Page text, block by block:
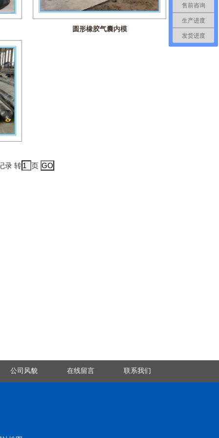
圆形橡胶气囊内模
录 转 页
公司风貌 在线留言 联系我们
售前咨询
生产进度
发货进度